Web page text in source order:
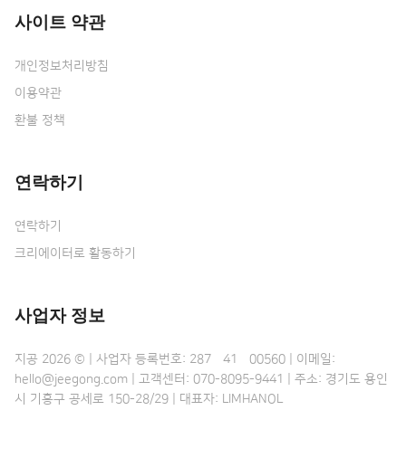
사이트 약관
개인정보처리방침
이용약관
환불 정책
연락하기
연락하기
크리에이터로 활동하기
사업자 정보
지공 2026 © | 사업자 등록번호: 287•41•00560 | 이메일:
hello@jeegong.com | 고객센터: 070-8095-9441 | 주소: 경기도 용인
시 기흥구 공세로 150-28/29 | 대표자: LIMHANOL